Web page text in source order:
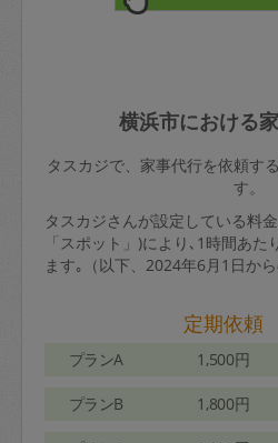
横浜市における
タスカジで、家事代行を依頼す
す。
タスカジさんが設定している料
「スポット」)により､1時間あた
ます｡（以下、2024年6月1日から
定期依頼
プランA 1,500円
プランB 1,800円